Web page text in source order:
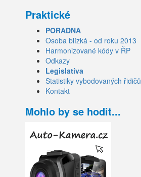
Praktické
PORADNA
Osoba blízká - od roku 2013
Harmonizované kódy v ŘP
Odkazy
Legislativa
Statistiky vybodovaných řidičů
Kontakt
Mohlo by se hodit...